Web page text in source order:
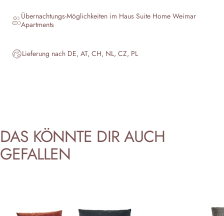
Übernachtungs-Möglichkeiten im HausSuite Home Weimar
Apartments
Lieferung nach DE, AT, CH, NL, CZ, PL
DAS KÖNNTE DIR AUCH
GEFALLEN